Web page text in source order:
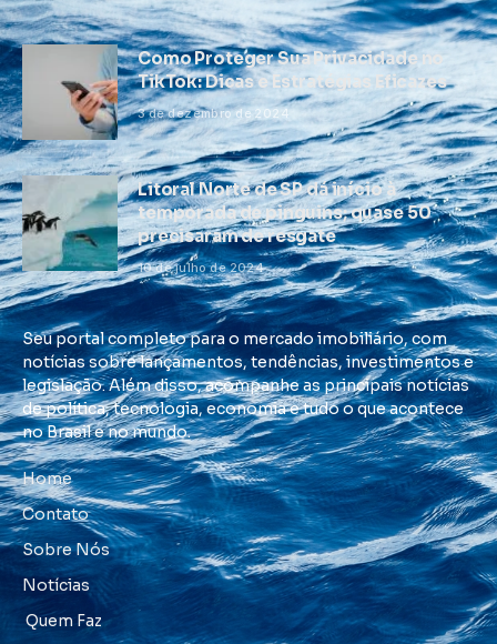
Como Proteger Sua Privacidade no
TikTok: Dicas e Estratégias Eficazes
3 de dezembro de 2024
Litoral Norte de SP dá início à
temporada de pinguins; quase 50
precisaram de resgate
10 de julho de 2024
Seu portal completo para o mercado imobiliário, com
notícias sobre lançamentos, tendências, investimentos e
legislação. Além disso, acompanhe as principais notícias
de política, tecnologia, economia e tudo o que acontece
no Brasil e no mundo.
Home
Contato
Sobre Nós
Notícias
Quem Faz